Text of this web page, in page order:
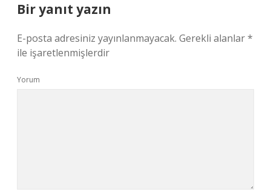
Bir yanıt yazın
E-posta adresiniz yayınlanmayacak. Gerekli alanlar*
ile işaretlenmişlerdir
Yorum